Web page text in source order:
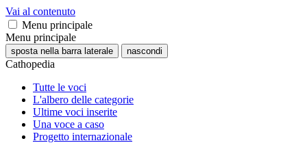
Vai al contenuto
Menu principale
Menu principale
sposta nella barra laterale nascondi
Cathopedia
Tutte le voci
L'albero delle categorie
Ultime voci inserite
Una voce a caso
Progetto internazionale